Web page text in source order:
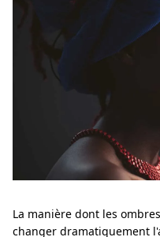
La manière dont les
changer dramatiquement